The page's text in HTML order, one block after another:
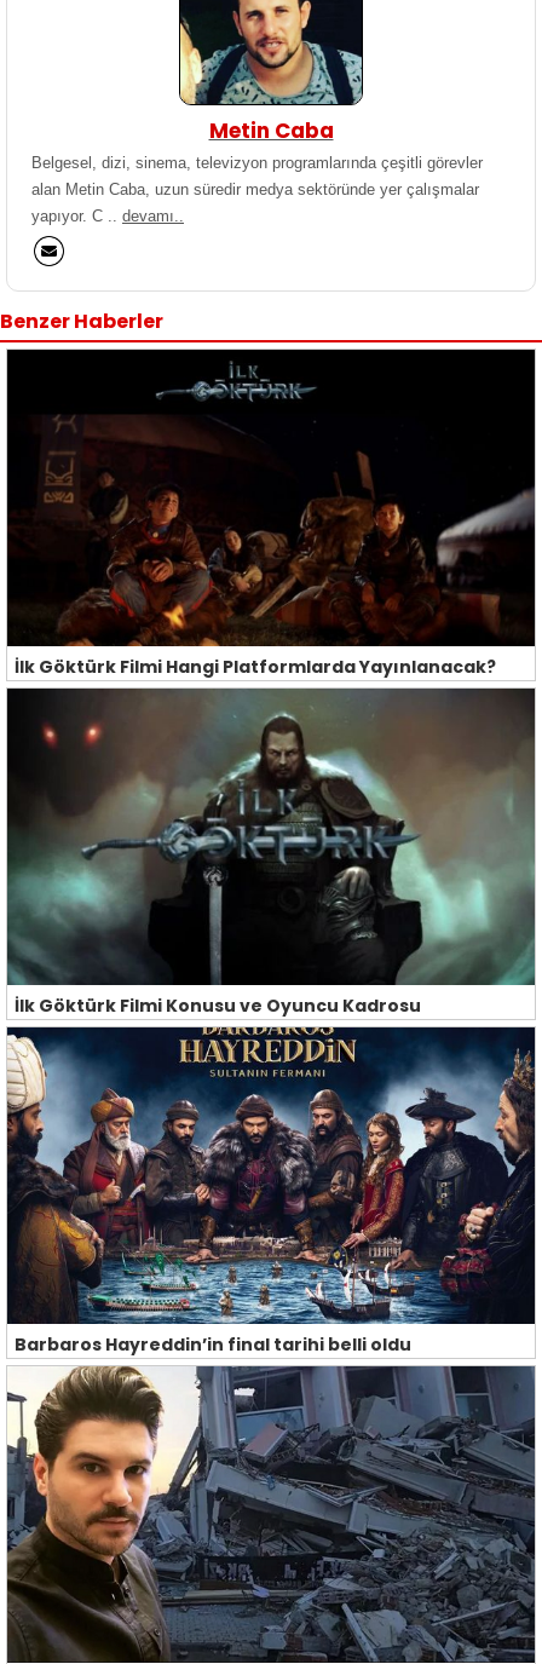
Metin Caba
Belgesel, dizi, sinema, televizyon programlarında çeşitli görevler
alan Metin Caba, uzun süredir medya sektöründe yer çalışmalar
yapıyor. C .. devamı..
Benzer Haberler
İlk Göktürk Filmi Hangi Platformlarda Yayınlanacak?
İlk Göktürk Filmi Konusu ve Oyuncu Kadrosu
Barbaros Hayreddin’in final tarihi belli oldu